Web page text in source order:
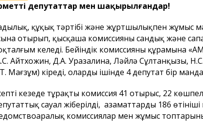
депутаттар мен шақырылғандар!
құқық тәртібі және жұртшылықпен жұмыс
отырып, қысқаша комиссияның сандық және
келеді. Бейіндік комиссияның құрамына
Айтхожин, Д.А. Уразалина, Ләйлә Сұлтанқызы,
Мағзұм) кіреді, олардың ішінде 4 депутат бір
кезеңде тұрақты комиссия 41 отырыс, 22
сауал жіберілді, азаматтардың 186
комиссиялар мен жұмыс